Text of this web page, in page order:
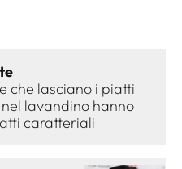
che lasciano i piatti
lavandino hanno
caratteriali